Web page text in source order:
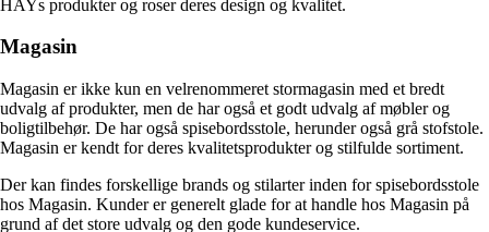
HAYs produkter og roser deres design og kvalitet.
Magasin
Magasin er ikke kun en velrenommeret stormagasin med et bredt
udvalg af produkter, men de har også et godt udvalg af møbler og
boligtilbehør. De har også spisebordsstole, herunder også grå stofstole.
Magasin er kendt for deres kvalitetsprodukter og stilfulde sortiment.
Der kan findes forskellige brands og stilarter inden for spisebordsstole
hos Magasin. Kunder er generelt glade for at handle hos Magasin på
grund af det store udvalg og den gode kundeservice.